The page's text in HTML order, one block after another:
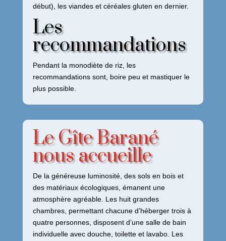
début), les viandes et céréales gluten en dernier.
Les
recommandations
Pendant la monodiète de riz, les
recommandations sont, boire peu et mastiquer le
plus possible.
Le Gîte Barané
nous accueille
De la généreuse luminosité, des sols en bois et
des matériaux écologiques, émanent une
atmosphère agréable. Les huit grandes
chambres, permettant chacune d’héberger trois à
quatre personnes, disposent d’une salle de bain
individuelle avec douche, toilette et lavabo. Les